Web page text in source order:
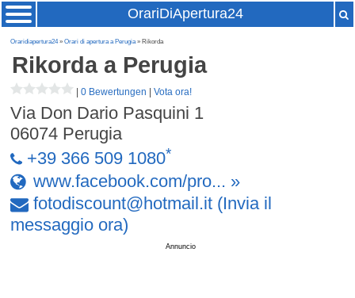
OrariDiApertura24
Oraridiapertura24»Orari di apertura a Perugia» Rikorda
Rikordaa Perugia
|0 Bewertungen |Vota ora!
Via Don Dario Pasquini 1
06074 Perugia
+39 366 509 1080*
www.facebook.com/pro... »
fotodiscount@hotmail .it (Invia il
messaggio ora)
Annuncio